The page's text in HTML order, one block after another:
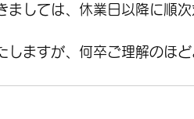
ましては、休業日以降に順次
しますが、何卒ご理解のほ